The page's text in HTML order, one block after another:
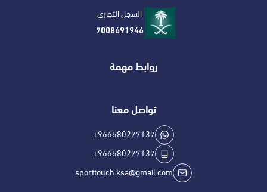
السجل التجاري
7008691946
روابط مهمة
تواصل معنا
+966580277137
+966580277137
sporttouch.ksa@gmail.com